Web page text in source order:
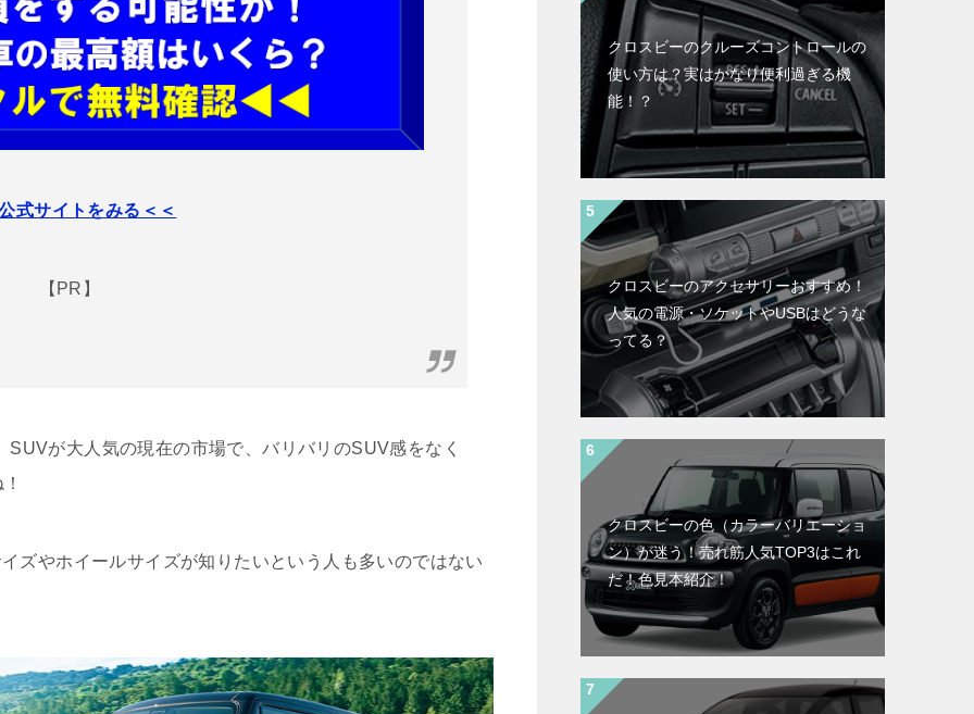
式サイトをみる＜＜
【PR】
が大人気の現在の市場で、バリバリのSUV感をなく
ズやホイールサイズが知りたいという人も多いのではない
クロスビーのクルーズコントロールの
使い方は？実はかなり便利過ぎる機
能！？
クロスビーのアクセサリーおすすめ！
人気の電源・ソケットやUSBはどうな
ってる？
クロスビーの色（カラーバリエーショ
ン）が迷う！売れ筋人気TOP3はこれ
だ！色見本紹介！